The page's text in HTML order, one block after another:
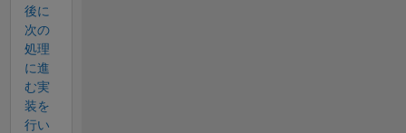
後に
次の
処理
に進
む実​
装を
行い